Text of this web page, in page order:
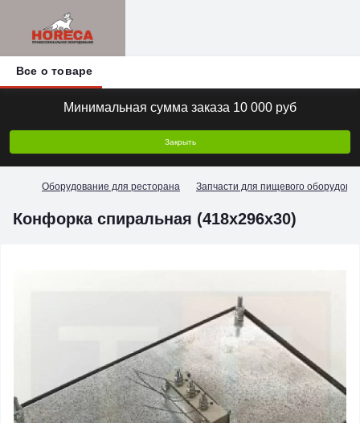
Минимальная сумма заказа 10 000 руб
Закрыть
Оборудование для ресторана Запчасти для пищевого
Конфорка спиральная (418х296х30)
Все о товаре